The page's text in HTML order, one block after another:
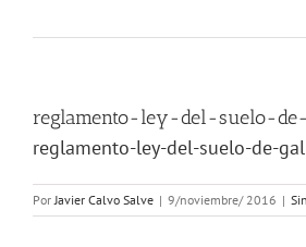
reglamento-ley-del-suelo-
reglamento-ley-del-suelo-de-
PorJavier Calvo Salve | 9/noviembre/ 2016 |